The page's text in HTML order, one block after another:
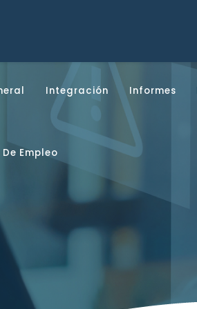
Integración Informes
Empleo